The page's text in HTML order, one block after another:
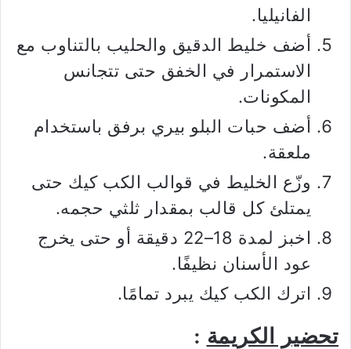
الفانيليا.
أضف خليط الدقيق والحليب بالتناوب مع
الاستمرار في الخفق حتى تتجانس
المكونات.
أضف حبات البلو بيري برفق باستخدام
ملعقة.
وزّع الخليط في قوالب الكب كيك حتى
يمتلئ كل قالب بمقدار ثلثي حجمه.
اخبز لمدة 18–22 دقيقة أو حتى يخرج
عود الأسنان نظيفًا.
اترك الكب كيك يبرد تمامًا.
تحضير الكريمة :